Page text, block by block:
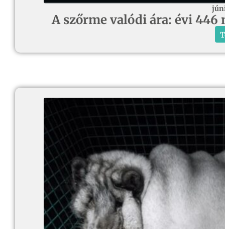
A szőrme valódi ára: évi